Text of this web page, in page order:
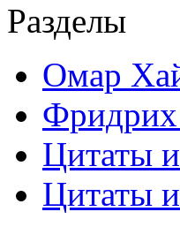
Разделы
Омар
Цитаты
Цитаты